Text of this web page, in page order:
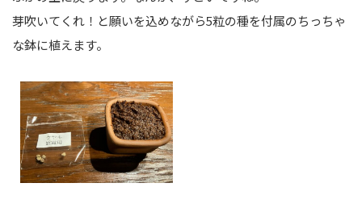
芽吹いてくれ！と願いを込めながら5粒の種を付属のちっちゃ
な鉢に植えます。